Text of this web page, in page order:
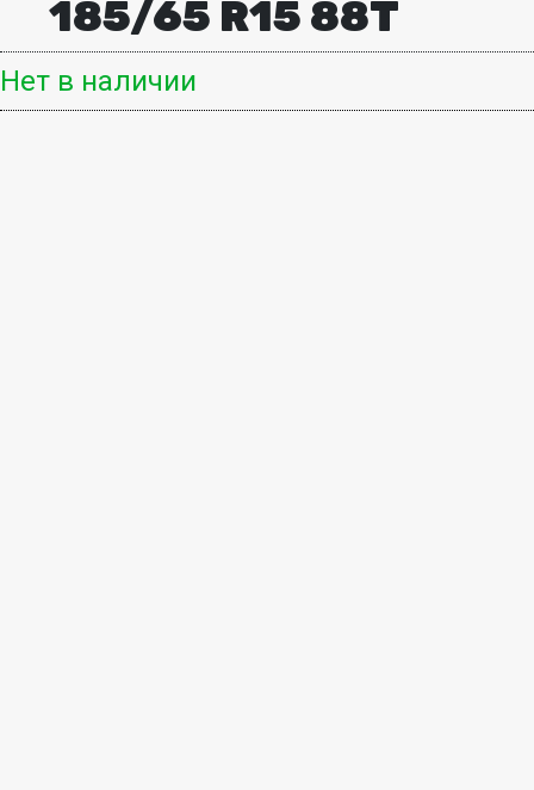
185/65 R15 88T
Нет в наличии